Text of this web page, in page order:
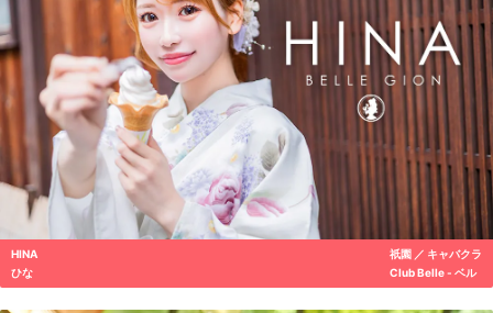
HINA
ひな
祇園 ／ キャバクラ
Club Belle - ベル